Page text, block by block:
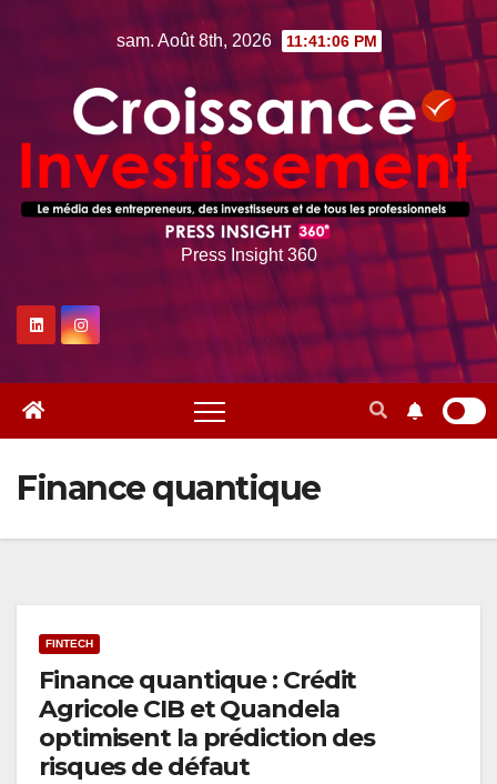
sam. Août 8th, 2026 11:41:07 PM
Press Insight 360
Finance quantique
FINTECH
Finance quantique : Crédit
Agricole CIB et Quandela
optimisent la prédiction des
risques de défaut